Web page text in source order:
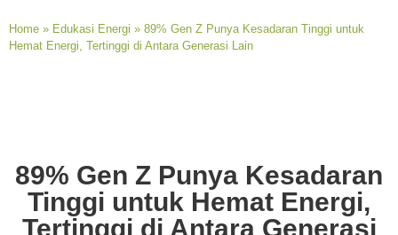
Home » Edukasi Energi » 89% Gen Z Punya Kesadaran Tinggi untuk
Hemat Energi, Tertinggi di Antara Generasi Lain
89% Gen Z Punya Kesadaran
Tinggi untuk Hemat Energi,
Tertinggi di Antara Generasi